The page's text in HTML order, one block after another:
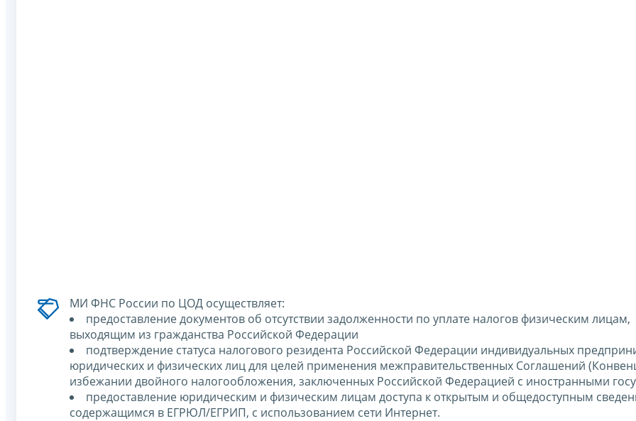
МИ ФНС России по ЦОД осуществляет:
предоставление документов об отсутствии задолженности по уплате налогов физическим лицам,
выходящим из гражданства Российской Федерации
подтверждение статуса налогового резидента Российской Федерации индивидуальных
юридических и физических лиц для целей применения межправительственных Соглашений
избежании двойного налогообложения, заключенных Российской Федерацией с иностранными
предоставление юридическим и физическим лицам доступа к открытым и общедоступным
содержащимся в ЕГРЮЛ/ЕГРИП, с использованием сети Интернет.